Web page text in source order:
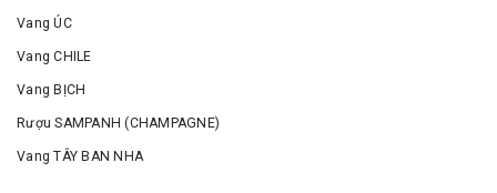
Vang ÚC
Vang CHILE
Vang BỊCH
Rượu SAMPANH (CHAMPAGNE)
Vang TÂY BAN NHA